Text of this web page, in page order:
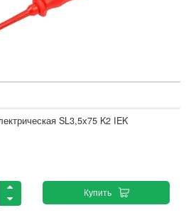
SL3,5х75 K2 IEK
Купить